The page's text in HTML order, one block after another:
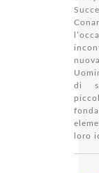
di
loro